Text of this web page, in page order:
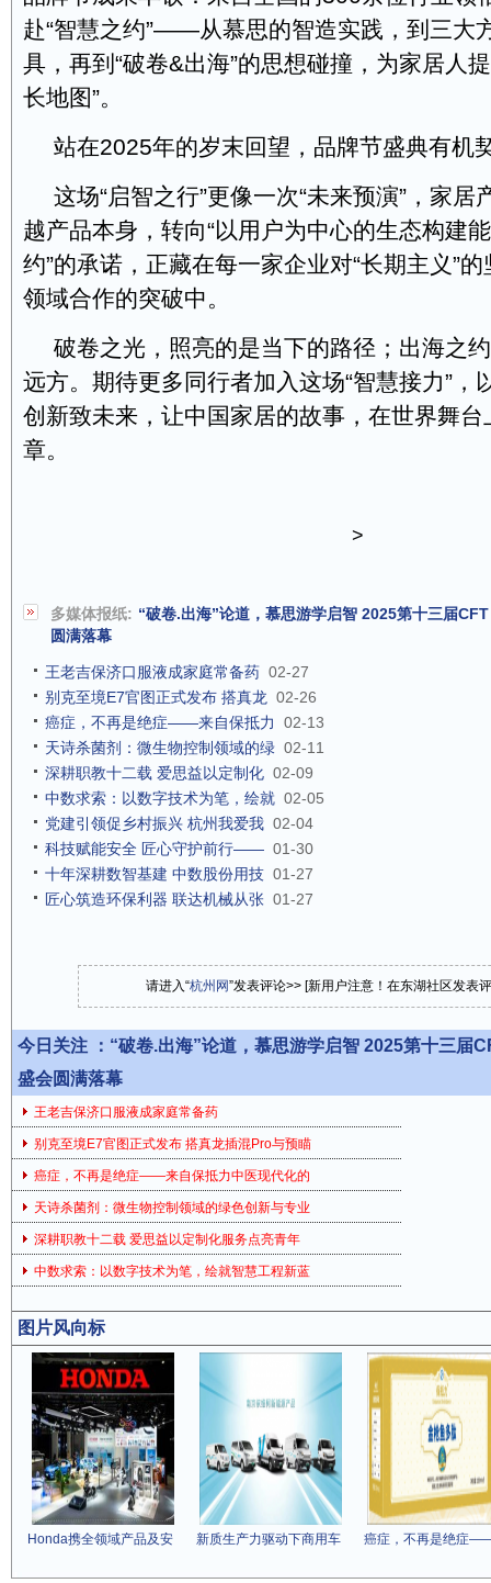
赴“智慧之约”——从慕思的智造实践，到三大
具，再到“破卷&出海”的思想碰撞，为家居人
长地图”。
站在2025年的岁末回望，品牌节盛典有机
这场“启智之行”更像一次“未来预演”，家居
越产品本身，转向“以用户为中心的生态构建
约”的承诺，正藏在每一家企业对“长期主义”
领域合作的突破中。
破卷之光，照亮的是当下的路径；出海之
远方。期待更多同行者加入这场“智慧接力”，
创新致未来，让中国家居的故事，在世界舞
章。
>
多媒体报纸: “破卷.出海”论道，慕思游学启智 2025第十三届
圆满落幕
王老吉保济口服液成家庭常备药 02-27
别克至境E7官图正式发布 搭真龙 02-26
癌症，不再是绝症——来自保抵力
02-13
天诗杀菌剂：微生物控制领域的绿 02-11
深耕职教十二载 爱思益以定制化 02-09
中数求索：以数字技术为笔，绘就 02-05
党建引领促乡村振兴 杭州我爱我 02-04
科技赋能安全 匠心守护前行—— 01-30
十年深耕数智基建 中数股份用技 01-27
匠心筑造环保利器 联达机械从张 01-27
请进入“杭州网”发表评论>> [新用户注意！在东湖社区发表
今日关注 ： “破卷.出海”论道，慕思游学启智 2025第十三届
盛会圆满落幕
王老吉保济口服液成家庭常备药
别克至境E7官图正式发布 搭真龙插混Pro与预瞄
癌症，不再是绝症——来自保抵力中医现代化的
天诗杀菌剂：微生物控制领域的绿色创新与专业
深耕职教十二载 爱思益以定制化服务点亮青年
中数求索：以数字技术为笔，绘就智慧工程新蓝
图片风向标
Honda携全领域产品及安 新质生产力驱动下商用车 癌症，不再是绝症